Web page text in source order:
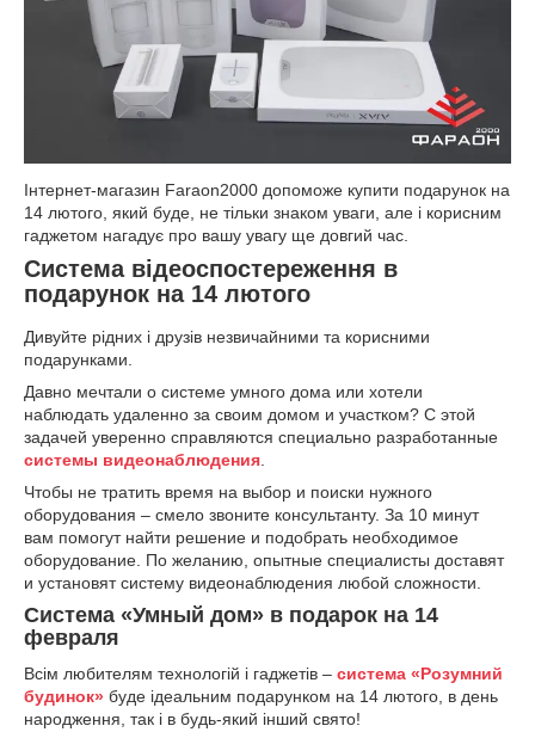
Інтернет-магазин Faraon2000 допоможе купити подарунок на
14 лютого, який буде, не тільки знаком уваги, але і корисним
гаджетом нагадує про вашу увагу ще довгий час.
Система відеоспостереження в
подарунок на 14 лютого
Дивуйте рідних і друзів незвичайними та корисними
подарунками.
Давно мечтали о системе умного дома или хотели
наблюдать удаленно за своим домом и участком? С этой
задачей уверенно справляются специально разработанные
системы видеонаблюдения
Чтобы не тратить время на выбор и поиски нужного
оборудования – смело звоните консультанту. За 10 минут
вам помогут найти решение и подобрать необходимое
оборудование. По желанию, опытные специалисты доставят
и установят систему видеонаблюдения любой сложности.
Система «Умный дом» в подарок на 14
февраля
Всім любителям технологій і гаджетів – система «Розумний
будинок» буде ідеальним подарунком на 14 лютого, в день
народження, так і в будь-який інший свято!